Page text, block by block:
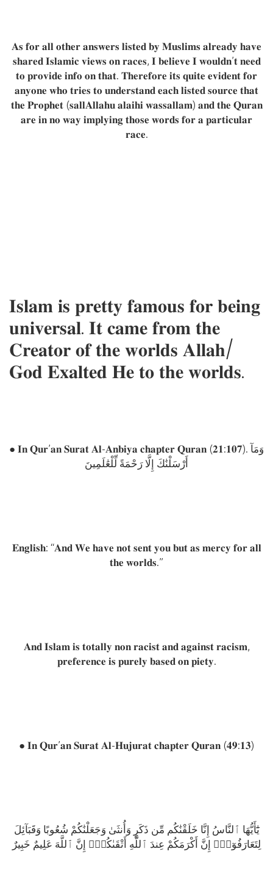
𝐀𝐬 𝐟𝐨𝐫 𝐚𝐥𝐥 𝐨𝐭𝐡𝐞𝐫 𝐚𝐧𝐬𝐰𝐞𝐫𝐬 𝐥𝐢𝐬𝐭𝐞𝐝 𝐛𝐲 𝐌𝐮𝐬𝐥𝐢𝐦𝐬 𝐚𝐥𝐫𝐞𝐚𝐝𝐲 𝐡𝐚𝐯𝐞
𝐬𝐡𝐚𝐫𝐞𝐝 𝐈𝐬𝐥𝐚𝐦𝐢𝐜 𝐯𝐢𝐞𝐰𝐬 𝐨𝐧 𝐫𝐚𝐜𝐞𝐬, 𝐈 𝐛𝐞𝐥𝐢𝐞𝐯𝐞 𝐈 𝐰𝐨𝐮𝐥𝐝𝐧’𝐭 𝐧𝐞𝐞𝐝
𝐭𝐨 𝐩𝐫𝐨𝐯𝐢𝐝𝐞 𝐢𝐧𝐟𝐨 𝐨𝐧 𝐭𝐡𝐚𝐭. 𝐓𝐡𝐞𝐫𝐞𝐟𝐨𝐫𝐞 𝐢𝐭𝐬 𝐪𝐮𝐢𝐭𝐞 𝐞𝐯𝐢𝐝𝐞𝐧𝐭 𝐟𝐨𝐫
𝐚𝐧𝐲𝐨𝐧𝐞 𝐰𝐡𝐨 𝐭𝐫𝐢𝐞𝐬 𝐭𝐨 𝐮𝐧𝐝𝐞𝐫𝐬𝐭𝐚𝐧𝐝 𝐞𝐚𝐜𝐡 𝐥𝐢𝐬𝐭𝐞𝐝 𝐬𝐨𝐮𝐫𝐜𝐞 𝐭𝐡𝐚𝐭
𝐭𝐡𝐞 𝐏𝐫𝐨𝐩𝐡𝐞𝐭 (𝐬𝐚𝐥𝐥𝐀𝐥𝐥𝐚𝐡𝐮 𝐚𝐥𝐚𝐢𝐡𝐢 𝐰𝐚𝐬𝐬𝐚𝐥𝐥𝐚𝐦) 𝐚𝐧𝐝 𝐭𝐡𝐞 𝐐𝐮𝐫𝐚𝐧
𝐚𝐫𝐞 𝐢𝐧 𝐧𝐨 𝐰𝐚𝐲 𝐢𝐦𝐩𝐥𝐲𝐢𝐧𝐠 𝐭𝐡𝐨𝐬𝐞 𝐰𝐨𝐫𝐝𝐬 𝐟𝐨𝐫 𝐚 𝐩𝐚𝐫𝐭𝐢𝐜𝐮𝐥𝐚𝐫
𝐫𝐚𝐜𝐞.
𝐈𝐬𝐥𝐚𝐦 𝐢𝐬 𝐩𝐫𝐞𝐭𝐭𝐲 𝐟𝐚𝐦𝐨𝐮𝐬 𝐟𝐨𝐫 𝐛𝐞𝐢𝐧𝐠
𝐮𝐧𝐢𝐯𝐞𝐫𝐬𝐚𝐥. 𝐈𝐭 𝐜𝐚𝐦𝐞 𝐟𝐫𝐨𝐦 𝐭𝐡𝐞
𝐂𝐫𝐞𝐚𝐭𝐨𝐫 𝐨𝐟 𝐭𝐡𝐞 𝐰𝐨𝐫𝐥𝐝𝐬 𝐀𝐥𝐥𝐚𝐡/
𝐆𝐨𝐝 𝐄𝐱𝐚𝐥𝐭𝐞𝐝 𝐇𝐞 𝐭𝐨 𝐭𝐡𝐞 𝐰𝐨𝐫𝐥𝐝𝐬.
● 𝐈𝐧 𝐐𝐮𝐫’𝐚𝐧 𝐒𝐮𝐫𝐚𝐭 𝐀𝐥-𝐀𝐧𝐛𝐢𝐲𝐚 𝐜𝐡𝐚𝐩𝐭𝐞𝐫 𝐐𝐮𝐫𝐚𝐧 (𝟐𝟏:𝟏𝟎𝟕). وَمَآ
أَرْسَلْنَٰكَ إِلَّا رَحْمَةً لِّلْعَٰلَمِينَ
𝐄𝐧𝐠𝐥𝐢𝐬𝐡: “𝐀𝐧𝐝 𝐖𝐞 𝐡𝐚𝐯𝐞 𝐧𝐨𝐭 𝐬𝐞𝐧𝐭 𝐲𝐨𝐮 𝐛𝐮𝐭 𝐚𝐬 𝐦𝐞𝐫𝐜𝐲 𝐟𝐨𝐫 𝐚𝐥𝐥
𝐭𝐡𝐞 𝐰𝐨𝐫𝐥𝐝𝐬.”
𝐀𝐧𝐝 𝐈𝐬𝐥𝐚𝐦 𝐢𝐬 𝐭𝐨𝐭𝐚𝐥𝐥𝐲 𝐧𝐨𝐧 𝐫𝐚𝐜𝐢𝐬𝐭 𝐚𝐧𝐝 𝐚𝐠𝐚𝐢𝐧𝐬𝐭 𝐫𝐚𝐜𝐢𝐬𝐦,
𝐩𝐫𝐞𝐟𝐞𝐫𝐞𝐧𝐜𝐞 𝐢𝐬 𝐩𝐮𝐫𝐞𝐥𝐲 𝐛𝐚𝐬𝐞𝐝 𝐨𝐧 𝐩𝐢𝐞𝐭𝐲.
● 𝐈𝐧 𝐐𝐮𝐫’𝐚𝐧 𝐒𝐮𝐫𝐚𝐭 𝐀𝐥-𝐇𝐮𝐣𝐮𝐫𝐚𝐭 𝐜𝐡𝐚𝐩𝐭𝐞𝐫 𝐐𝐮𝐫𝐚𝐧 (𝟒𝟗:𝟏𝟑)
يَٰٓأَيُّهَا ٱلنَّاسُ إِنَّا خَلَقْنَٰكُم مِّن ذَكَرٍ وَأُنثَىٰ وَجَعَلْنَٰكُمْ شُعُوبًا وَقَبَآئِلَ
لِتَعَارَفُوٓا۟ۚ إِنَّ أَكْرَمَكُمْ عِندَ ٱللَّهِ أَتْقَىٰكُمْۚ إِنَّ ٱللَّهَ عَلِيمٌ خَبِيرٌ